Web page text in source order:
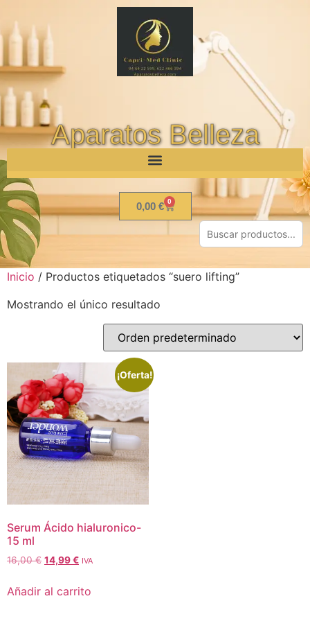
Aparatos Belleza
0,00 € 0
Inicio / Productos etiquetados “suero lifting”
Mostrando el único resultado
¡Oferta!
Serum Ácido hialuronico-
15 ml
16,00€ 14,99€ IVA
Añadir al carrito